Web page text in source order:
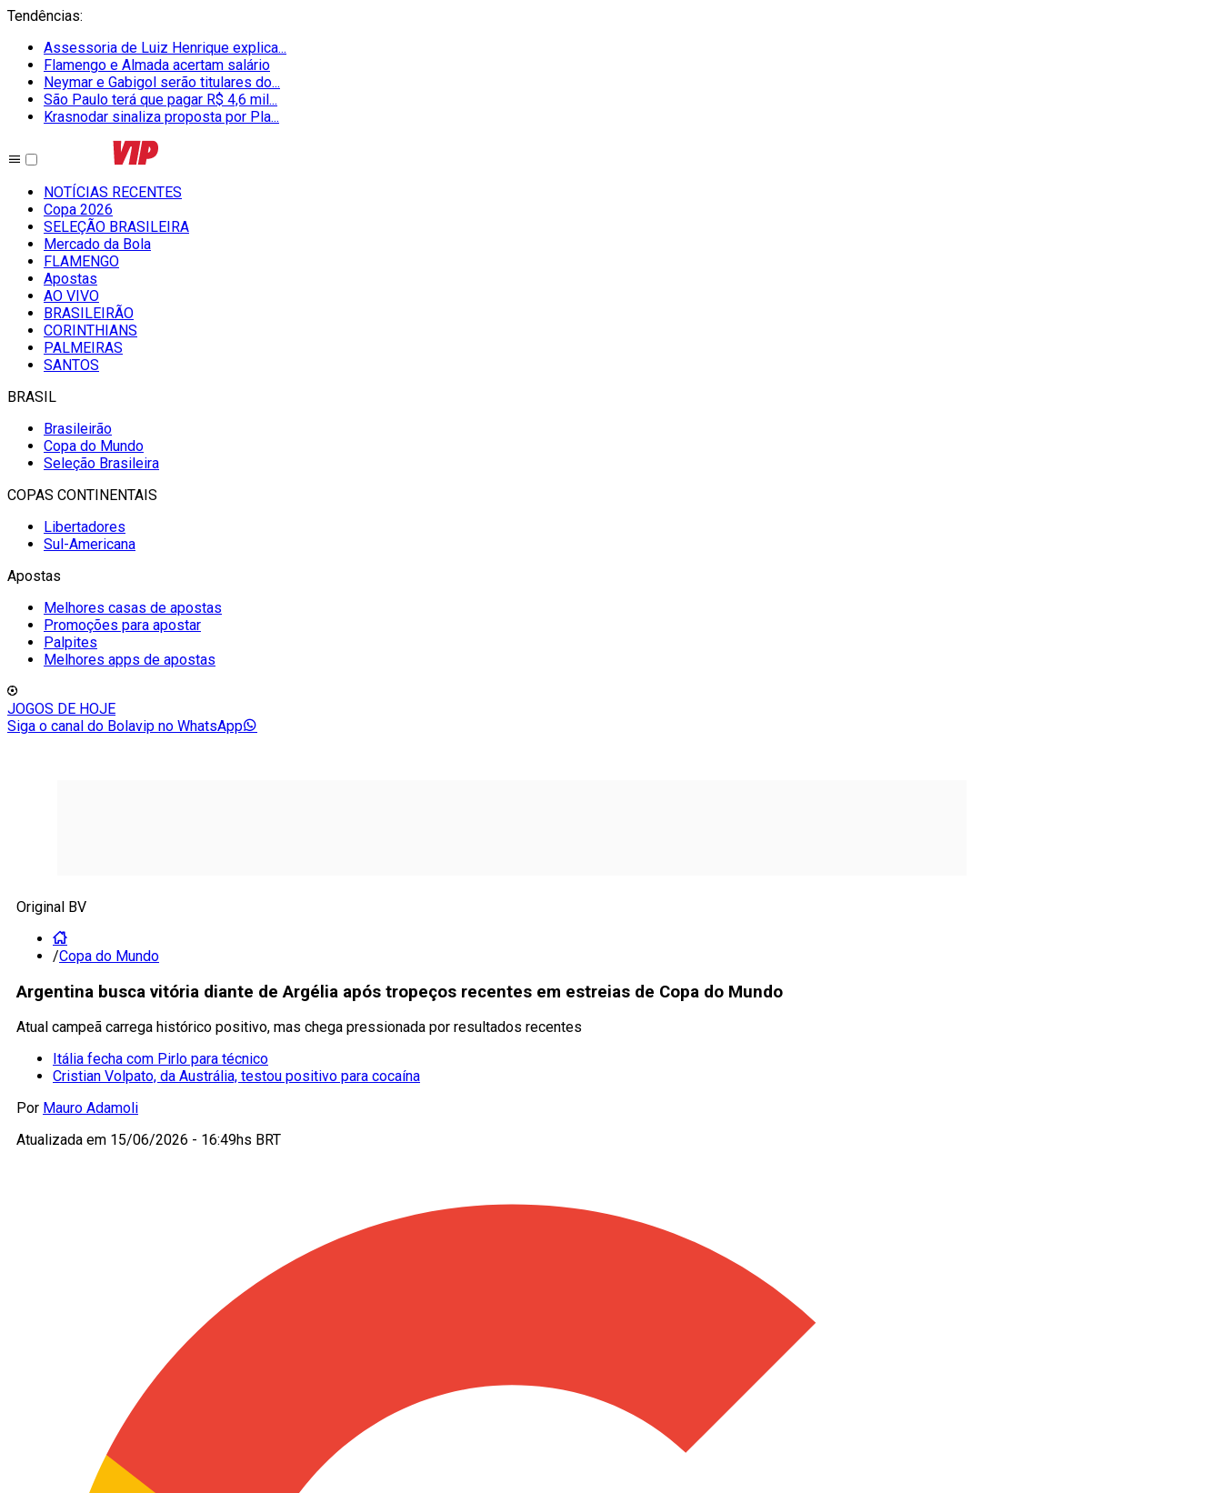
Tendências:
Assessoria de Luiz Henrique explica...
Flamengo e Almada acertam salário
Neymar e Gabigol serão titulares do...
São Paulo terá que pagar R$ 4,6 mil...
Krasnodar sinaliza proposta por Pla...
NOTÍCIAS RECENTES
Copa 2026
SELEÇÃO BRASILEIRA
Mercado da Bola
FLAMENGO
Apostas
AO VIVO
BRASILEIRÃO
CORINTHIANS
PALMEIRAS
SANTOS
BRASIL
Brasileirão
Copa do Mundo
Seleção Brasileira
COPAS CONTINENTAIS
Libertadores
Sul-Americana
Apostas
Melhores casas de apostas
Promoções para apostar
Palpites
Melhores apps de apostas
JOGOS DE HOJE
Siga o canal do Bolavip no WhatsApp
Original BV
/Copa do Mundo
Argentina busca vitória diante de Argélia após tropeços recentes em estreias de Copa do Mundo
Atual campeã carrega histórico positivo, mas chega pressionada por resultados recentes
Itália fecha com Pirlo para técnico
Cristian Volpato, da Austrália, testou positivo para cocaína
Por Mauro Adamoli
Atualizada em 15/06/2026 - 16:49hs BRT